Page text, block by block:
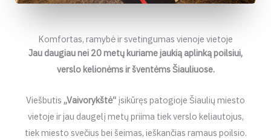
Komfortas, ramybė ir svetingumas vienoje vietoje
Jau daugiau nei 20 metų kuriame jaukią aplinką poilsiui,
verslo kelionėms ir šventėms Šiauliuose.
Viešbutis „Vaivorykštė“ įsikūręs patogioje Šiaulių miesto
vietoje ir jau daugelį metų priima tiek verslo keliautojus,
tiek miesto svečius bei šeimas, ieškančias ramaus poilsio.